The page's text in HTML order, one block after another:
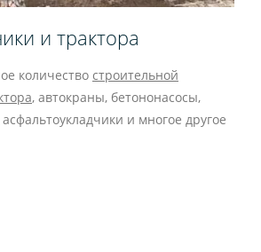
и трактора
количество строительной
, автокраны, бетононасосы,
и многое другое